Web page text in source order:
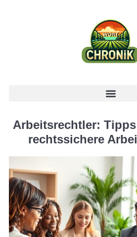
Arbeitsrechtler:
rechtssichere